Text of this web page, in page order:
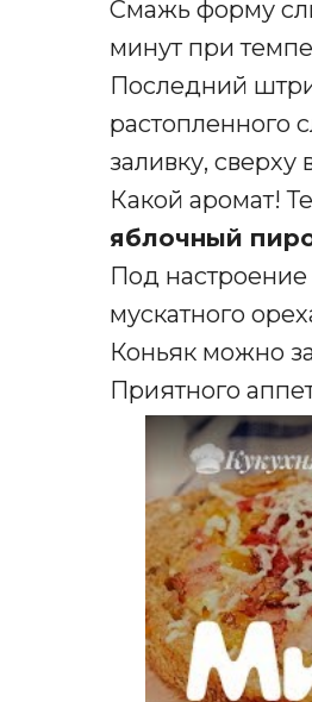
Смажь форму
минут при
Последний
растопленного
заливку,
Какой аромат!
яблочный
Под
мускатного
Коньяк можно
Приятного